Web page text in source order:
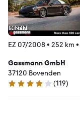
EZ 07/2008• 252 km •
Gassmann GmbH
37120 Bovenden
3.9 Sterne
(119)